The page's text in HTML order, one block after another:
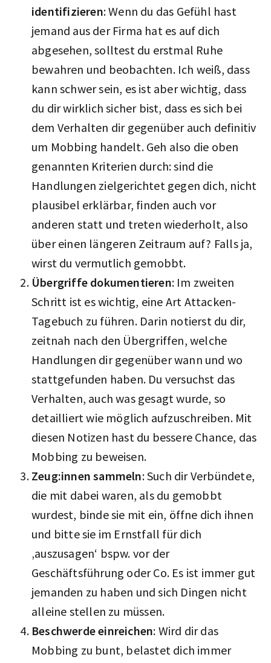
identifizieren: Wenn du das Gefühl hast
jemand aus der Firma hat es auf dich
abgesehen, solltest du erstmal Ruhe
bewahren und beobachten. Ich weiß, dass
kann schwer sein, es ist aber wichtig, dass
du dir wirklich sicher bist, dass es sich bei
dem Verhalten dir gegenüber auch definitiv
um Mobbing handelt. Geh also die oben
genannten Kriterien durch: sind die
Handlungen zielgerichtet gegen dich, nicht
plausibel erklärbar, finden auch vor
anderen statt und treten wiederholt, also
über einen längeren Zeitraum auf? Falls ja,
wirst du vermutlich gemobbt.
Übergriffe dokumentieren: Im zweiten
Schritt ist es wichtig, eine Art Attacken-
Tagebuch zu führen. Darin notierst du dir,
zeitnah nach den Übergriffen, welche
Handlungen dir gegenüber wann und wo
stattgefunden haben. Du versuchst das
Verhalten, auch was gesagt wurde, so
detailliert wie möglich aufzuschreiben. Mit
diesen Notizen hast du bessere Chance, das
Mobbing zu beweisen.
Zeug:innen sammeln: Such dir Verbündete,
die mit dabei waren, als du gemobbt
wurdest, binde sie mit ein, öffne dich ihnen
und bitte sie im Ernstfall für dich
‚auszusagen‘ bspw. vor der
Geschäftsführung oder Co. Es ist immer gut
jemanden zu haben und sich Dingen nicht
alleine stellen zu müssen.
Beschwerde einreichen: Wird dir das
Mobbing zu bunt, belastet dich immer